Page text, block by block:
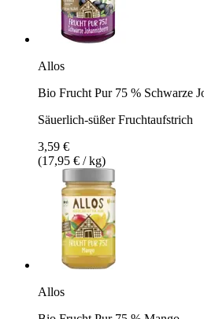
Allos
Bio Frucht Pur 75 % Schwarze
Säuerlich-süßer Fruchtaufstrich
3,59 €
(17,95 € / kg)
Allos